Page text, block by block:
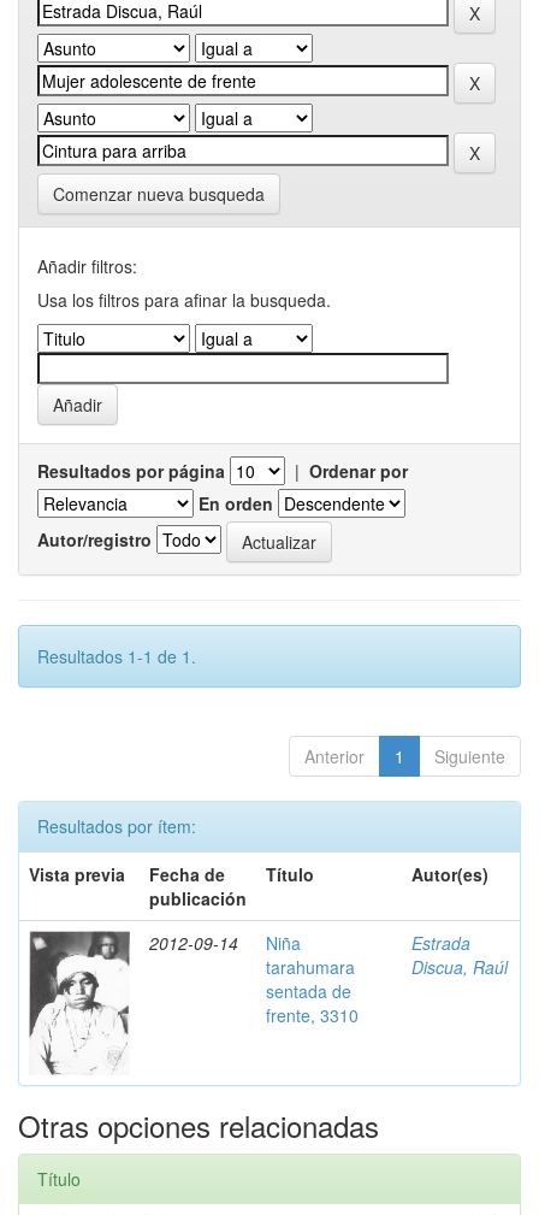
Comenzar nueva busqueda
Añadir filtros:
Usa los filtros para afinar la busqueda.
Resultados por página | Ordenar por
En orden
Autor/registro
Resultados 1-1 de 1.
Anterior 1 Siguiente
Resultados por ítem:
Vista previa
Fecha de
publicación
Título Autor(es)
2012-09-14
Niña
tarahumara
sentada de
frente, 3310
Estrada
Discua, Raúl
Otras opciones relacionadas
Título